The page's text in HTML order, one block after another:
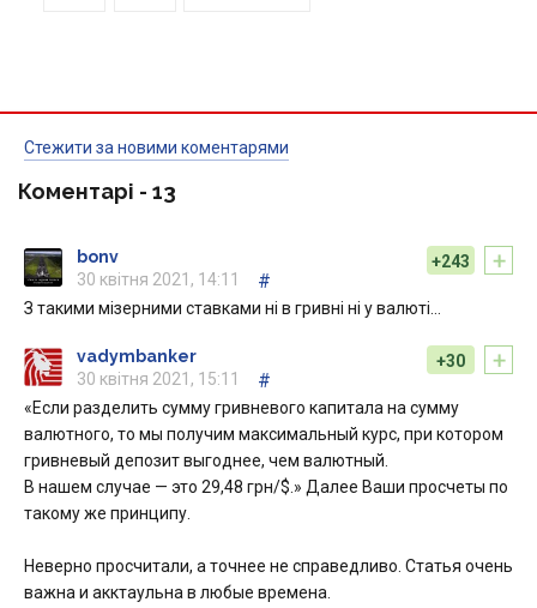
Стежити за новими коментарями
Коментарі - 13
+
+243
bonv
30 квітня 2021, 14:11
#
З такими мізерними ставками ні в гривні ні у валюті…
+
+30
vadymbanker
30 квітня 2021, 15:11
#
«Если разделить сумму гривневого капитала на сумму
валютного, то мы получим максимальный курс, при котором
гривневый депозит выгоднее, чем валютный.
В нашем случае — это 29,48 грн/$.» Далее Ваши просчеты по
такому же принципу.
Неверно просчитали, а точнее не справедливо. Статья очень
важна и акктаульна в любые времена.